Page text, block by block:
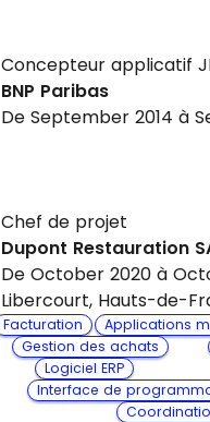
Concepteur applicatif
BNP Paribas
De September 2014 à
Chef de projet
Dupont Restauration
De October 2020 à
Libercourt, Hauts-de-
Facturation Applications
Gestion des achats
Logiciel ERP
Interface de